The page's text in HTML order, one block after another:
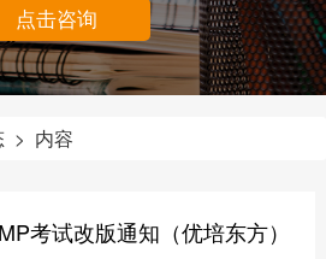
点击咨询
> 内容
考试改版通知（优培东方）